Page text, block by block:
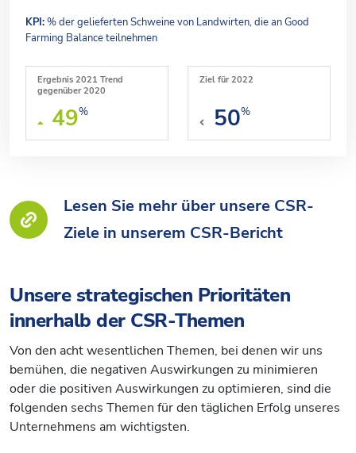
KPI:% der gelieferten Schweine von Landwirten, die an Good
Farming Balance teilnehmen
Ergebnis 2021 Trend
gegenüber 2020
49%
Ziel für 2022
50%
Lesen Sie mehr über unsere CSR-
Ziele in unserem CSR-Bericht
Unsere strategischen Prioritäten
innerhalb der CSR-Themen
Von den acht wesentlichen Themen, bei denen wir uns
bemühen, die negativen Auswirkungen zu minimieren
oder die positiven Auswirkungen zu optimieren, sind die
folgenden sechs Themen für den täglichen Erfolg unseres
Unternehmens am wichtigsten.